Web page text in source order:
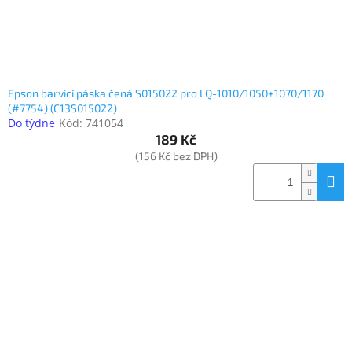
Epson barvicí páska čená S015022 pro LQ-1010/1050+1070/1170
(#7754) (C13S015022)
Do týdne Kód: 741054
189 Kč
(156 Kč bez DPH)